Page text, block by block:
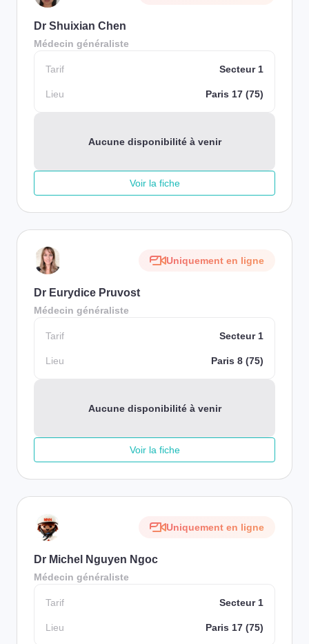
Dr Shuixian Chen
Médecin généraliste
Tarif Secteur 1
Lieu Paris 17 (75)
Aucune disponibilité à venir
Voir la fiche
Uniquement en ligne
Dr Eurydice Pruvost
Médecin généraliste
Tarif Secteur 1
Lieu Paris 8 (75)
Aucune disponibilité à venir
Voir la fiche
Uniquement en ligne
Dr Michel Nguyen Ngoc
Médecin généraliste
Tarif Secteur 1
Lieu Paris 17 (75)